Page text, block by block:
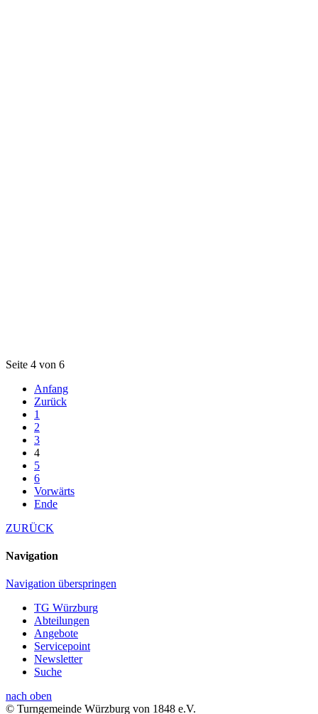
Seite 4 von 6
Anfang
Zurück
1
2
3
4
5
6
Vorwärts
Ende
ZURÜCK
Navigation
Navigation überspringen
TG Würzburg
Abteilungen
Angebote
Servicepoint
Newsletter
Suche
nach oben
© Turngemeinde Würzburg von 1848 e.V.